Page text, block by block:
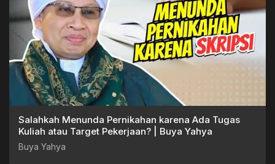
Salahkah Menunda Pernikahan karena Ada Tugas
Kuliah atau Target Pekerjaan? | Buya Yahya
Buya Yahya